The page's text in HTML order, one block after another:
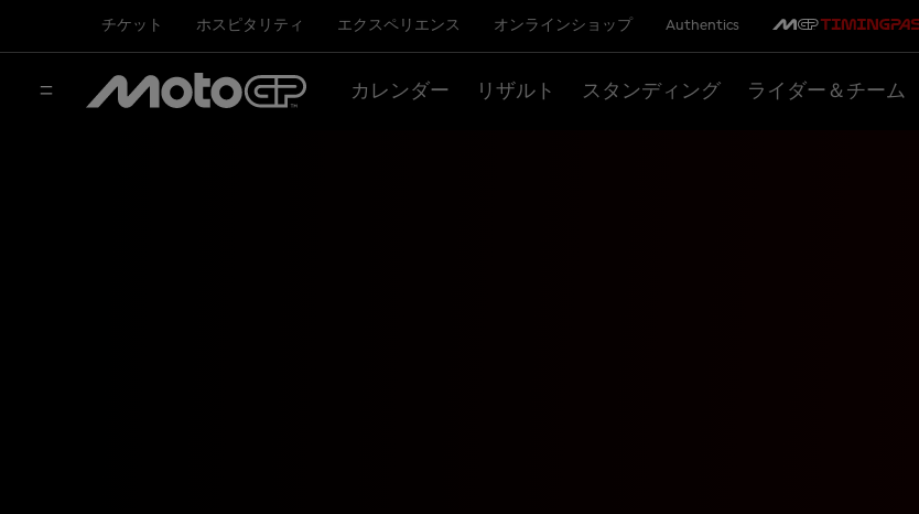
チケット ホスピタリティ エクスペリエンス オンラインショップ Authentics
カレンダー リザルト スタンディング ライダー＆チーム